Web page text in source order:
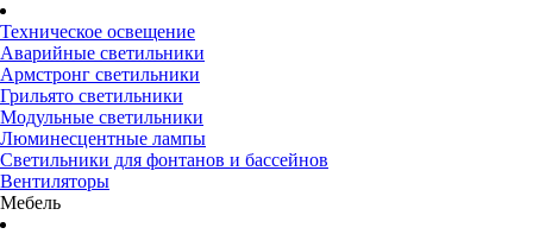
Техническое освещение
Аварийные светильники
Армстронг светильники
Грильято светильники
Модульные светильники
Люминесцентные лампы
Светильники для фонтанов и бассейнов
Вентиляторы
Мебель